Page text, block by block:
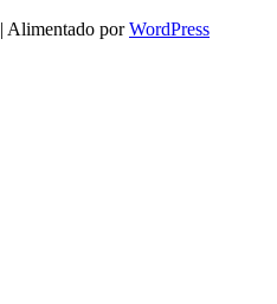
| Alimentado porWordPress